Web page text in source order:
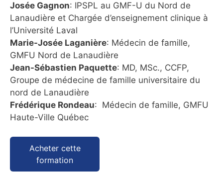
Josée Gagnon: IPSPL au GMF-U du Nord de
Lanaudière et Chargée d’enseignement clinique à
l’Université Laval
Marie-Josée Laganière: Médecin de famille,
GMFU Nord de Lanaudière
Jean-Sébastien Paquette: MD, MSc., CCFP,
Groupe de médecine de famille universitaire du
nord de Lanaudière
Frédérique Rondeau: Médecin de famille, GMFU
Haute-Ville Québec
Acheter cette
formation